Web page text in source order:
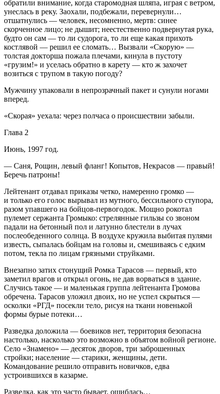
обратили внимание, когда старомодная шляпа, играя с ветром,
унеслась в реку. Заохали, подбежали, перевернули…
отшатнулись — человек, несомненно, мертв: синее
скорченное лицо; не дышит; неестественно подвернутая рука,
будто он сам — то ли судорога, то ли еще какая прихоть
костлявой — решил ее сломать… Вызвали «Скорую» —
толстая докторша пожала плечами, кинула в пустоту
«грузим!» и уселась обратно в карету — кто ж захочет
возиться с трупом в такую погоду?
Мужчину упаковали в непрозрачный пакет и сунули ногами
вперед.
«Скорая» уехала: через полчаса о происшествии забыли.
Глава 2
Июнь, 1997 год.
— Саня, Рощин, левый фланг! Копытов, Некрасов — правый!
Беречь патроны!
Лейтенант отдавал приказы четко, намеренно громко —
и только его голос вырывал из мутного, бессильного ступора,
разом упавшего на бойцов-первогодок. Мощно рокотал
пулемет сержанта Громыко: стрелянные гильзы со звоном
падали на бетонный пол и латунно блестели в лучах
послеобеденного солнца. В воздухе кружила выбитая пулями
известь, сыпалась бойцам на головы и, смешиваясь с едким
потом, текла по лицам грязными струйками.
Внезапно затих стонущий Ромка Тарасов — первый, кто
заметил врагов и открыл огонь, не дав ворваться в здание.
Случись такое — и маленькая группа лейтенанта Громова
обречена. Тарасов уложил двоих, но не успел скрыться —
осколки «РГД» посекли тело, рисуя на ткани новенькой
формы бурые потеки…
Разведка доложила — боевиков нет, территория безопасна
настолько, насколько это возможно в объятом войной регионе.
Село «Знамено» — десяток дворов, три заброшенных
стройки; население — старики, женщины, дети.
Командование решило отправить новичков, едва
устроившихся в казарме.
Разведка, как это часто бывает, ошиблась…